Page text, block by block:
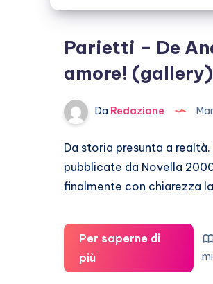
Parietti – De
amore! (gallery)
Da Redazione
Da storia presunta a
pubblicate da Novella
finalmente con chiarezza
Per saperne di
piùParietti
–